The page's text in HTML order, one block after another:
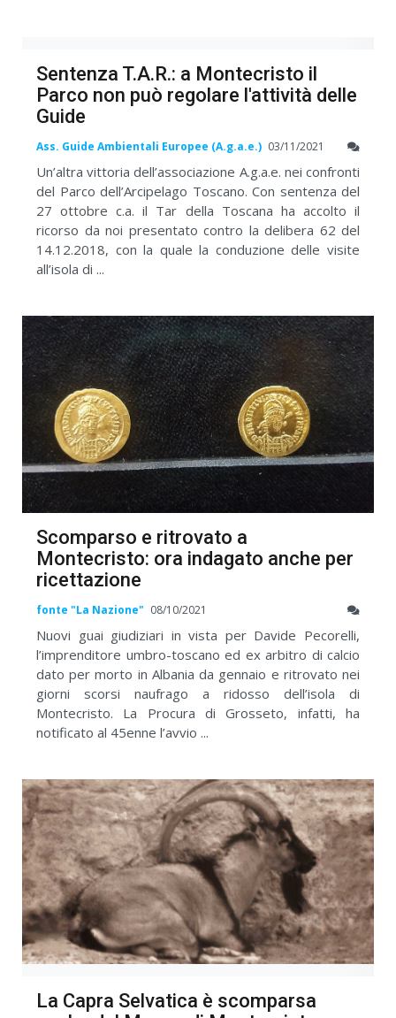
Sentenza T.A.R.: a Montecristo il
Parco non può regolare l'attività delle
Guide
Ass. Guide Ambientali Europee (A.g.a.e.) 03/11/2021
Un’altra vittoria dell’associazione A.g.a.e. nei confronti
del Parco dell’Arcipelago Toscano. Con sentenza del
27 ottobre c.a. il Tar della Toscana ha accolto il
ricorso da noi presentato contro la delibera 62 del
14.12.2018, con la quale la conduzione delle visite
all’isola di ...
Scomparso e ritrovato a
Montecristo: ora indagato anche per
ricettazione
fonte "La Nazione" 08/10/2021
Nuovi guai giudiziari in vista per Davide Pecorelli,
l’imprenditore umbro-toscano ed ex arbitro di calcio
dato per morto in Albania da gennaio e ritrovato nei
giorni scorsi naufrago a ridosso dell’isola di
Montecristo. La Procura di Grosseto, infatti, ha
notificato al 45enne l’avvio ...
La Capra Selvatica è scomparsa